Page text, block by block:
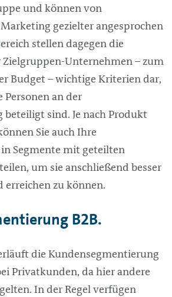
und können von
gezielter angesprochen
stellen dagegen die
Zielgruppen-Unternehmen – zum
Budget – wichtige Kriterien dar,
an der
sind. Je nach Produkt
Sie auch Ihre
Segmente mit geteilten
um sie anschließend besser
zu können.
B2B.
die Kundensegmentierung
Privatkunden, da hier andere
In der Regel verfügen